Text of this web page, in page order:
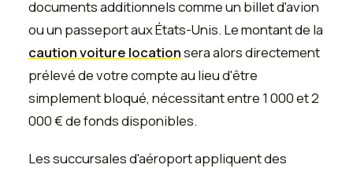
documents additionnels comme un billet d'avion
ou un passeport aux États-Unis. Le montant de la
caution voiture locationsera alors directement
prélevé de votre compte au lieu d'être
simplement bloqué, nécessitant entre 1 000 et 2
000 € de fonds disponibles.
Les succursales d'aéroport appliquent des